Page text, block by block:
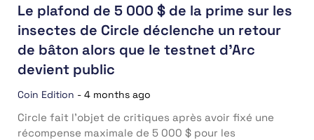
Le plafond de 5 000 $ de la prime sur les
insectes de Circle déclenche un retour
de bâton alors que le testnet d’Arc
devient public
Coin Edition - 4 months ago
Circle fait l’objet de critiques après avoir fixé une
récompense maximale de 5 000 $ pour les